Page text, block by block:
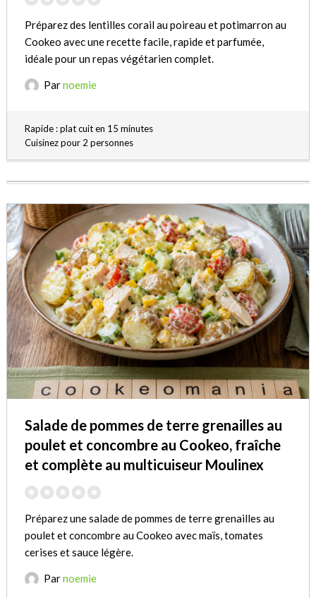
Préparez des lentilles corail au poireau et potimarron au
Cookeo avec une recette facile, rapide et parfumée,
idéale pour un repas végétarien complet.
Parnoemie
Rapide : plat cuit en 15 minutes
Cuisinez pour 2 personnes
Salade de pommes de terre grenailles au
poulet et concombre au Cookeo, fraîche
et complète au multicuiseur Moulinex
Préparez une salade de pommes de terre grenailles au
poulet et concombre au Cookeo avec maïs, tomates
cerises et sauce légère.
Parnoemie